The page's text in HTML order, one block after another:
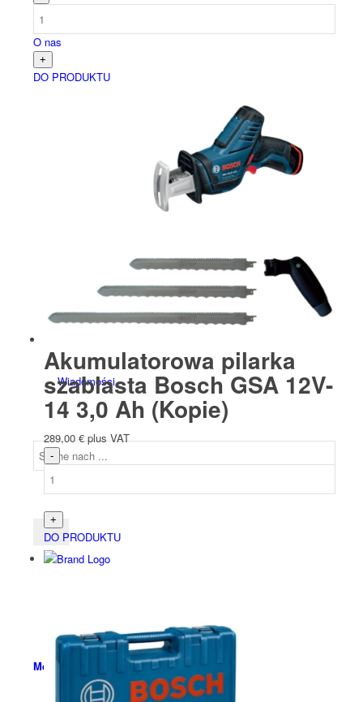
O nas
Wiadomości
Menu
DO PRODUKTU
Akumulatorowa pilarka
szablasta Bosch GSA 12V-
14 3,0 Ah (Kopie)
289,00€ plus VAT
DO PRODUKTU